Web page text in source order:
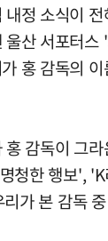
정 소식이
울산 서포터
홍 감독의
감독이 그
청한 행보',
가 본 감독